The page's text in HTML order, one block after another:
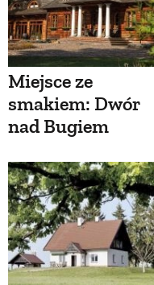
Miejsce ze
smakiem: Dwór
nad Bugiem